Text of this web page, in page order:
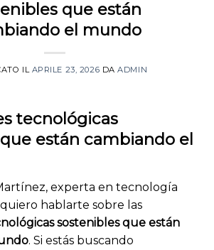
que están
el mundo
IL APRILE 23, 2026 DAADMIN
tecnológicas
están cambiando el
experta en tecnología
hablarte sobre las
sostenibles que están
. Si estás buscando